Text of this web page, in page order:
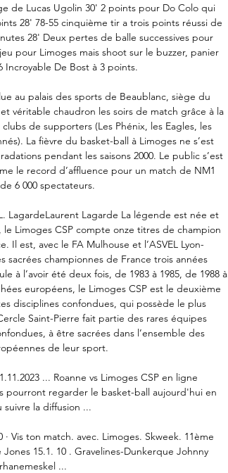
de Lucas Ugolin 30' 2 points pour Do Colo qui
28' 78-55 cinquième tir a trois points réussi de
28' Deux pertes de balle successives pour
pour Limoges mais shoot sur le buzzer, panier
Incroyable De Bost à 3 points.
au palais des sports de Beaublanc, siège du
véritable chaudron les soirs de match grâce à la
de supporters (Les Phénix, les Eagles, les
La fièvre du basket-ball à Limoges ne s’est
pendant les saisons 2000. Le public s’est
le record d’affluence pour un match de NM1
6 000 spectateurs.
LagardeLaurent Lagarde La légende est née et
Limoges CSP compte onze titres de champion
Il est, avec le FA Mulhouse et l’ASVEL Lyon-
sacrées championnes de France trois années
à l’avoir été deux fois, de 1983 à 1985, de 1988 à
européens, le Limoges CSP est le deuxième
disciplines confondues, qui possède le plus
Saint-Pierre fait partie des rares équipes
à être sacrées dans l’ensemble des
de leur sport.
... Roanne vs Limoges CSP en ligne
pourront regarder le basket-ball aujourd'hui en
la diffusion ...
· Vis ton match. avec. Limoges. Skweek. 11ème
15.1. 10 . Gravelines-Dunkerque Johnny
...